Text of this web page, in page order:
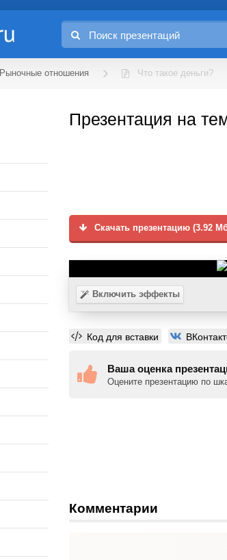
Рыночные отношения Что такое деньги?
Презентация на
Скачать презентацию (3.92
Включить эффекты
Код для вставки
Ваша оценка
Оцените презентацию по
Комментарии